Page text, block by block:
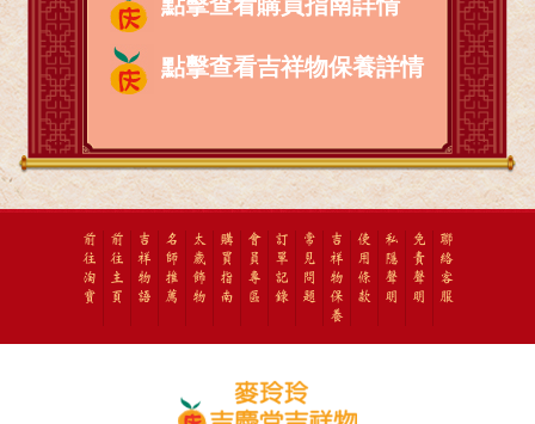
點擊查看吉祥物保養詳情
前
往
淘
寶
前
往
主
頁
吉
祥
物
語
名
師
推
薦
太
歲
飾
物
購
買
指
南
會
員
專
區
訂
單
記
錄
常
見
問
題
吉
祥
物
保
養
使
用
條
款
私
隱
聲
明
免
責
聲
明
聯
絡
客
服